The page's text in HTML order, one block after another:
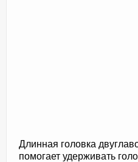
Длинная головка
помогает удерживать